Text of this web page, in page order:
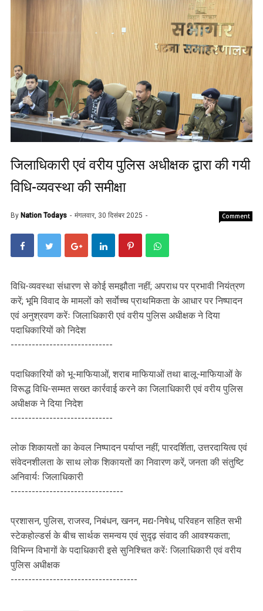
जिलाधिकारी एवं वरीय पुलिस अधीक्षक द्वारा की गयी
विधि-व्यवस्था की समीक्षा
By Nation Todays मंगलवार, 30 दिसंबर 2025 Comment
विधि-व्यवस्था संधारण से कोई समझौता नहीं; अपराध पर प्रभावी नियंत्रण
करें; भूमि विवाद के मामलों को सर्वाेच्च प्राथमिकता के आधार पर निष्पादन
एवं अनुश्रवण करेंः जिलाधिकारी एवं वरीय पुलिस अधीक्षक ने दिया
पदाधिकारियों को निदेश
-----------------------------
पदाधिकारियों को भू-माफियाओं, शराब माफियाओं तथा बालू-माफियाओं के
विरूद्ध विधि-सम्मत सख्त कार्रवाई करने का जिलाधिकारी एवं वरीय पुलिस
अधीक्षक ने दिया निदेश
-----------------------------
लोक शिकायतों का केवल निष्पादन पर्याप्त नहीं; पारदर्शिता, उत्तरदायित्व एवं
संवेदनशीलता के साथ लोक शिकायतों का निवारण करें, जनता की संतुष्टि
अनिवार्यः जिलाधिकारी
--------------------------------
प्रशासन, पुलिस, राजस्व, निबंधन, खनन, मद्य-निषेध, परिवहन सहित सभी
स्टेकहोल्डर्स के बीच सार्थक समन्वय एवं सुदृढ़ संवाद की आवश्यकता;
विभिन्न विभागों के पदाधिकारी इसे सुनिश्चित करेंः जिलाधिकारी एवं वरीय
पुलिस अधीक्षक
------------------------------------